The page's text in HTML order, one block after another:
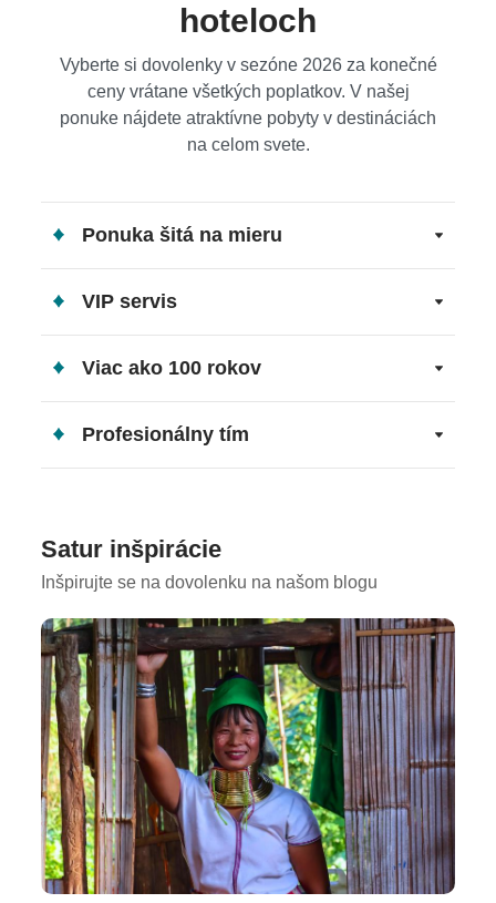
Platí pre novomanželov na svadobnú cestu. Pri
registrácii sa musí predložiť kópia sobášneho
listu, nie staršia ako 6 mesiacov.
dieťa, dieťa spí v existujúcich lôžkach (bez prístelky).
Poznámka pre osoby so zníženou pohyblivosťou:
Tento hotel je všeobecne nevhodný pre osoby so
zníženou pohyblivosťou.
hoteloch
Vyberte si dovolenky v sezóne 2026 za konečné
ceny vrátane všetkých poplatkov. V našej
ponuke nájdete atraktívne pobyty v destináciách
na celom svete.
Ponuka šitá na mieru
VIP servis
Viac ako 100 rokov
Profesionálny tím
Satur inšpirácie
Inšpirujte se na dovolenku na našom blogu